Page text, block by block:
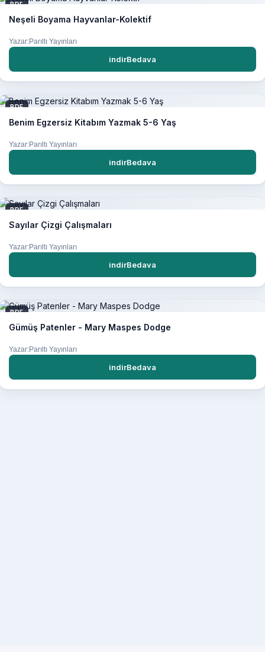
PDF
Neşeli Boyama Hayvanlar-Kolektif
Yazar:Parıltı Yayınları
indirBedava
PDF
Benim Egzersiz Kitabım Yazmak 5-6 Yaş
Yazar:Parıltı Yayınları
indirBedava
PDF
Sayılar Çizgi Çalışmaları
Yazar:Parıltı Yayınları
indirBedava
PDF
Gümüş Patenler - Mary Maspes Dodge
Yazar:Parıltı Yayınları
indirBedava